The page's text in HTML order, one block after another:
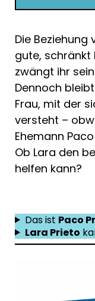
Die Beziehung
gute, schränkt
zwängt ihr
Dennoch
Frau, mit der
versteht –
Ehemann
Ob Lara den
helfen kann?
Das ist Paco
Lara Prieto